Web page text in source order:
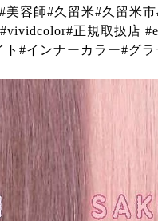
容師#久留米#久留米
正規取扱店
#インナーカラー#グ